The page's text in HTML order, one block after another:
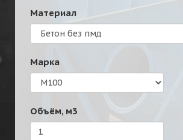
Материал
Марка
Объём, м3